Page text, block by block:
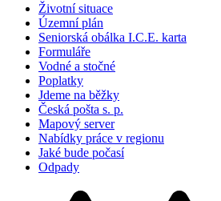
Životní situace
Územní plán
Seniorská obálka I.C.E. karta
Formuláře
Vodné a stočné
Poplatky
Jdeme na běžky
Česká pošta s. p.
Mapový server
Nabídky práce v regionu
Jaké bude počasí
Odpady